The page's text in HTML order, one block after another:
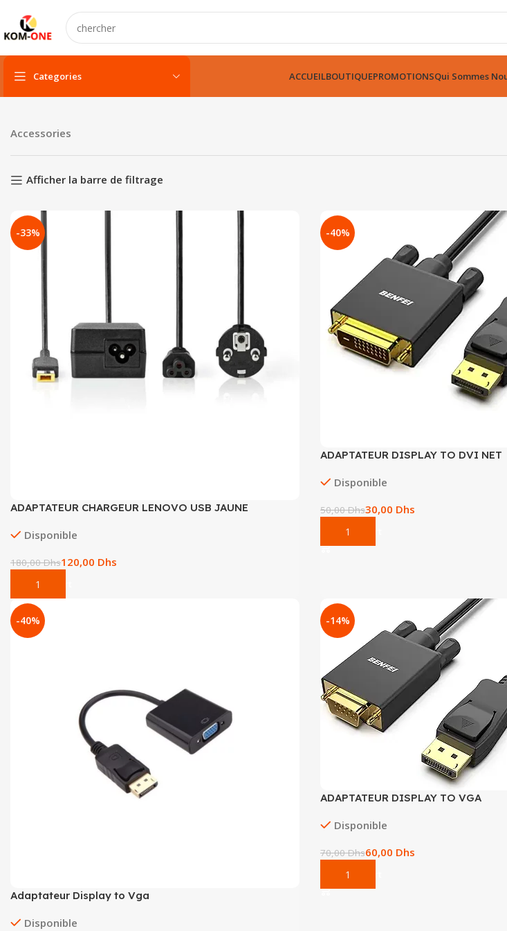
Categories
Tout-en-un
Serveur
ACCUEILBOUTIQUEPROMOTIONSQui Sommes
Accessories
Afficher la barre de filtrage
-33%
ADAPTATEUR CHARGEUR LENOVO USB JAUNE
Disponible
180,00Dhs120,00 Dhs
Add To Cart
-40%
ADAPTATEUR DISPLAY TO DVI NET
Disponible
50,00Dhs30,00 Dhs
Add To Cart
-40%
Adaptateur Display to Vga
Disponible
-14%
ADAPTATEUR DISPLAY TO VGA
Disponible
70,00Dhs60,00 Dhs
Add To Cart